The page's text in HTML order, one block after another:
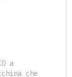
a
che